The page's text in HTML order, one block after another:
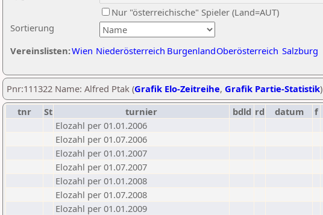
Sortierung
Nur "österreichische" Spieler (Land=AUT)
Vereinslisten:Wien Niederösterreich BurgenlandOberösterreich Salzburg
Pnr:111322 Name: Alfred Ptak (Grafik Elo-Zeitreihe, Grafik Partie-Statistik)
tnr
St turnier bdld rd datum f
Elozahl per 01.01.2006
Elozahl per 01.07.2006
Elozahl per 01.01.2007
Elozahl per 01.07.2007
Elozahl per 01.01.2008
Elozahl per 01.07.2008
Elozahl per 01.01.2009